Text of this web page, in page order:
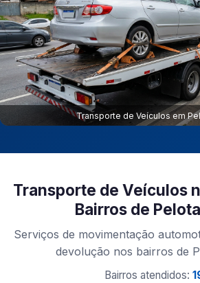
Transporte de Veículos em
Transporte de Veículos
Bairros de
Serviços de movimentação
devolução nos bairros de
Bairros atendidos: